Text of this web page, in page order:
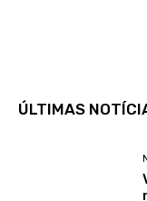
ÚLTIMAS